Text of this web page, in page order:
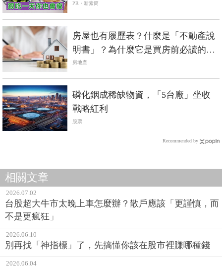
PR・新素簡
房屋也有履歷表？什麼是「不動產說
明書」？為什麼它是買房前必讀的保
命符？
房地產
磷化銦成稀缺物資，「5台廠」坐收
戰略紅利
股票
Recommended by
相關文章
2026.07.02
台股超大牛市太晚上車怎麼辦？散戶應該「更謹慎，而
不是更瘋狂」
2026.06.10
別再找「神指標」了，先搞懂你該在股市裡賺哪種錢
2026.06.04